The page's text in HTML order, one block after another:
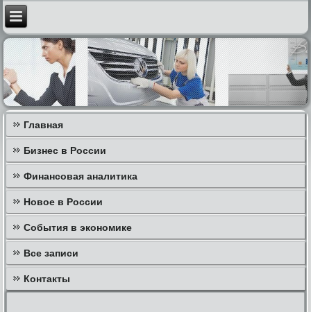
Главная
Бизнес в России
Финансовая аналитика
Новое в России
События в экономике
Все записи
Контакты